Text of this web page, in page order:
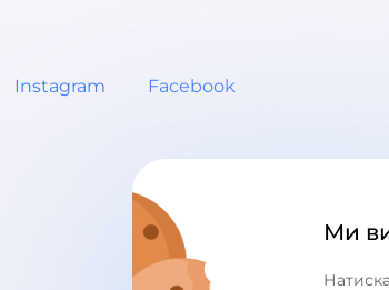
Instagram Facebook
Ми